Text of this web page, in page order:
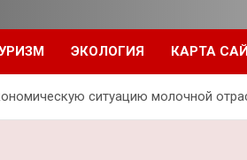
ЭКОЛОГИЯ КАРТА
ситуацию молочной